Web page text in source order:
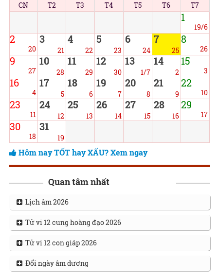
CN T2 T3 T4 T5 T6 T7
1
19/6
2
20
3
21
4
22
5
23
6
24
7
25
8
26
9
27
10
28
11
29
12
30
13
1/7
14
2
15
3
16
4
17
5
18
6
19
7
20
8
21
9
22
10
23
11
24
12
25
13
26
14
27
15
28
16
29
17
30
18
31
19
Hôm nay TỐT hay XẤU? Xem ngay
Quan tâm nhất
Lịch âm 2026
Tử vi 12 cung hoàng đạo 2026
Tử vi 12 con giáp 2026
Đổi ngày âm dương